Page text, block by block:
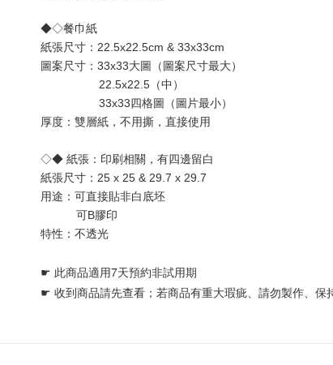
◆◇餐巾紙
紙張尺寸：22.5x22.5cm & 33x33cm
圖案尺寸：33x33大圖（圖案尺寸最大）
22.5x22.5（中）
33x33四格圖（圖片最小）
厚度：雙層紙 ，不用撕，直接使用
◇◆ 紙張：印刷相關，有四邊留白
紙張尺寸：25 x 25 & 29.7 x 29.7
用途：可直接貼非白底坯
可B膠印
特性：不透光
☛ 此商品適用7天預約非試用期
☛ 收到商品請先查看；若商品有重大瑕疵、請勿製作、